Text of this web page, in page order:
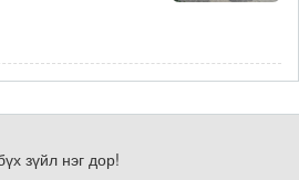
зүйл нэг дор!